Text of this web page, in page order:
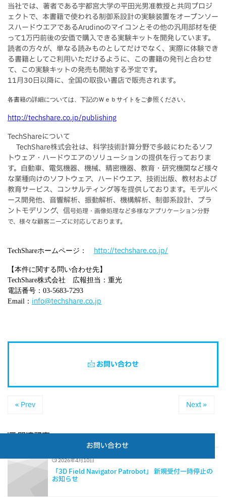
当社では、著者である宇都宮大学の平田光男准教授と共同プロジ
ェクトで、本書籍で使われる制御系設計の実験装置をオープンソー
スハードウエアであるArudinoのマイコンとその他の汎用部材を使
って1万円前後の安価で購入できる実験キットを開発しています。
読者の方々が、単なる読みものとしてだけでなく、実際に体験でき
る書籍としてご利用いただけるように、この書籍の発刊と合わせ
て、この実験キットの発売も開始する予定です。
11月30日以降に、全国の取扱い書店で販売されます。
各書籍の詳細については、下記のＷｅｂサイトをご参照ください。
http://techshare.co.jp/publishing
TechShareについて
TechShare株式会社は、科学技術計算分野で多岐にわたるソフ
トウェア・ハードウエアのソリューションの提供を行っておりま
す。自動車、電気機器、機械、精密機器、教育・研究機関など様々
な業種向けのソフトウェア、ハードウエア、技術出版、教材および
教育サービス、コンサルティング等を提供しております。モデルベ
ース開発他、音響解析、振動解析、機構解析、制御系設計、プラ
ントモデリング、信号処理・画像処理など多様なアプリケーション分野
で、様々な顧客ニーズに対応しております。
TechShareホームページ： http://techshare.co.jp/
【本件に関する問い合わせ先】
TechShare株式会社 広報担当：重光
電話番号：03-5683-7293
Email： info@techshare.co.jp
お問い合わせ
« Prev Next »
関連記事
2026年4月10日
「3D Field Navigator Patrobot」 新規受付一時停止の
お知らせ
お問い合わせ